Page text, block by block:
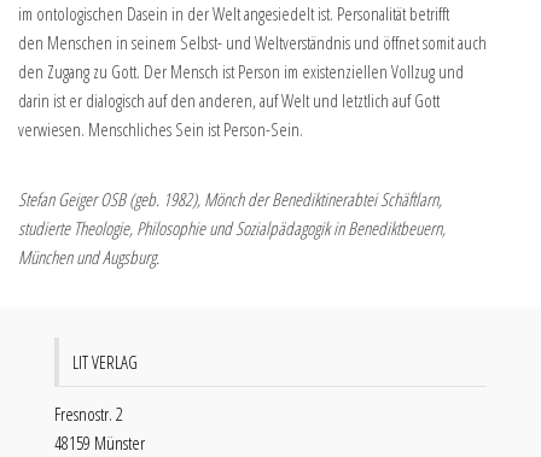
im ontologischen Dasein in der Welt angesiedelt ist. Personalität betrifft
den Menschen in seinem Selbst- und Weltverständnis und öffnet somit auch
den Zugang zu Gott. Der Mensch ist Person im existenziellen Vollzug und
darin ist er dialogisch auf den anderen, auf Welt und letztlich auf Gott
verwiesen. Menschliches Sein ist Person-Sein.
Stefan Geiger OSB (geb. 1982), Mönch der Benediktinerabtei Schäftlarn,
studierte Theologie, Philosophie und Sozialpädagogik in Benediktbeuern,
München und Augsburg.
LIT VERLAG
Fresnostr. 2
48159 Münster